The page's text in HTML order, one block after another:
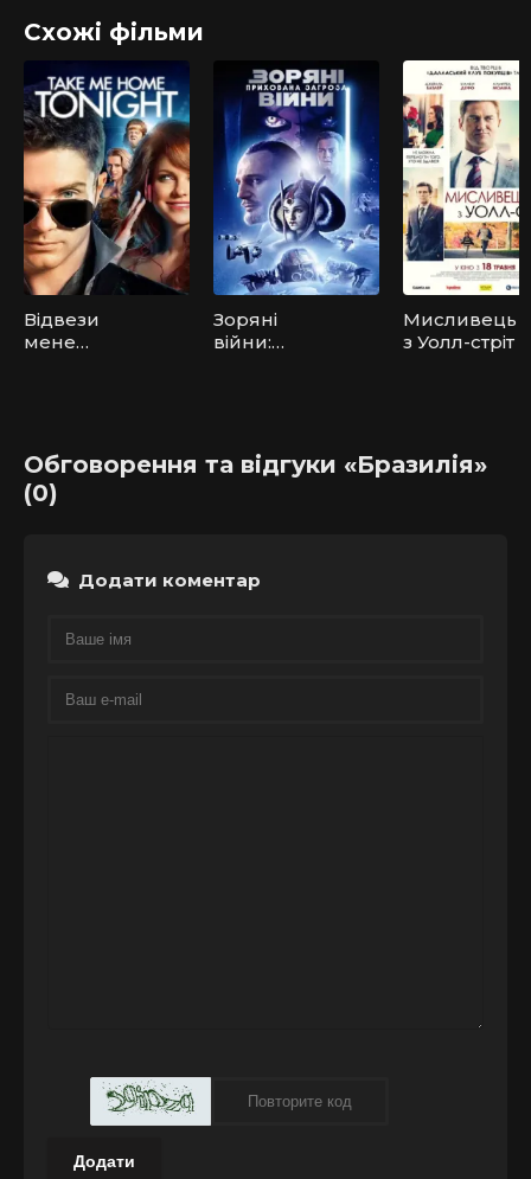
Схожі фільми
Відвези
мене
Зоряні
війни:
Мисливець
з Уолл-стріт
Обговорення та відгуки «Бразилія»
(0)
Додати коментар
Додати